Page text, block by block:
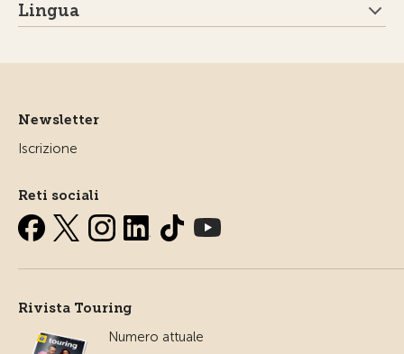
Lingua
Newsletter
Iscrizione
Reti sociali
Rivista Touring
Numero attuale